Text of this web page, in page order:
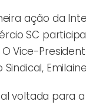
ação da
SC
Vice-
voltada para